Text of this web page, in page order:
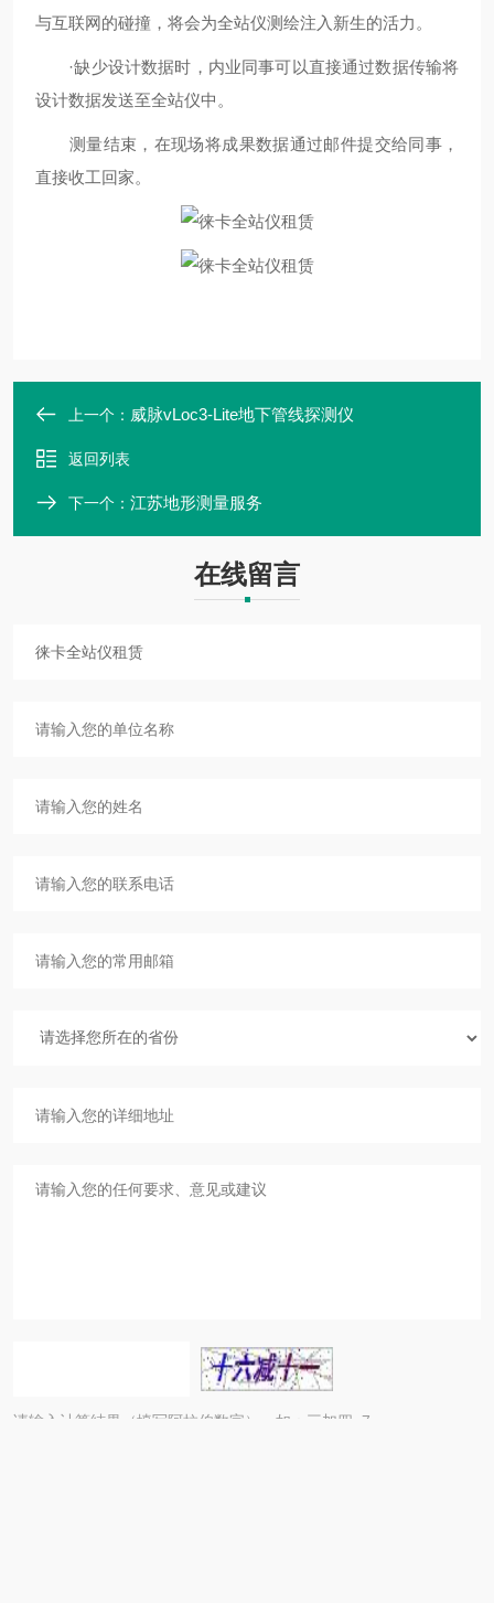
与互联网的碰撞，将会为全站仪测绘注入新生的活力。
·缺少设计数据时，内业同事可以直接通过数据传输将
设计数据发送至全站仪中。
测量结束，在现场将成果数据通过邮件提交给同事，
直接收工回家。
上一个： 威脉vLoc3-Lite地下管线探测仪
返回列表
下一个： 江苏地形测量服务
在线留言
请输入计算结果（填写阿拉伯数字），如：三加四=7